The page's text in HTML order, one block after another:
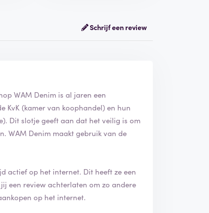
Schrijf een review
WAM Denim is al jaren een
KvK (kamer van koophandel) en hun
Dit slotje geeft aan dat het veilig is om
WAM Denim maakt gebruik van de
actief op het internet. Dit heeft ze een
een review achterlaten om zo andere
op het internet.